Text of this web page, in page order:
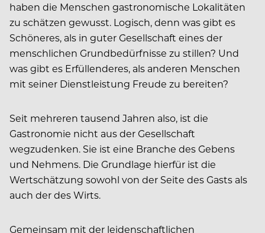
haben die Menschen gastronomische Lokalitäten
zu schätzen gewusst. Logisch, denn was gibt es
Schöneres, als in guter Gesellschaft eines der
menschlichen Grundbedürfnisse zu stillen? Und
was gibt es Erfüllenderes, als anderen Menschen
mit seiner Dienstleistung Freude zu bereiten?
Seit mehreren tausend Jahren also, ist die
Gastronomie nicht aus der Gesellschaft
wegzudenken. Sie ist eine Branche des Gebens
und Nehmens. Die Grundlage hierfür ist die
Wertschätzung sowohl von der Seite des Gasts als
auch der des Wirts.
Gemeinsam mit der leidenschaftlichen